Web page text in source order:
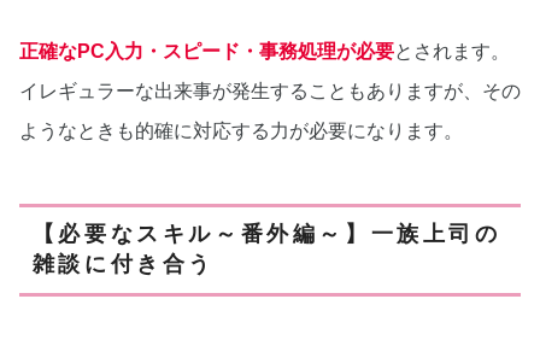
正確なPC入力・スピード・事務処理が必要とされます。
イレギュラーな出来事が発生することもありますが、その
ようなときも的確に対応する力が必要になります。
【必要なスキル～番外編～】一族上司の
雑談に付き合う